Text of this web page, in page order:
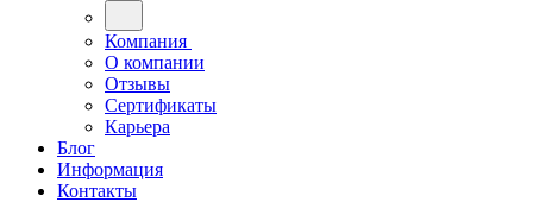
Компания
О компании
Отзывы
Сертификаты
Карьера
Блог
Информация
Контакты